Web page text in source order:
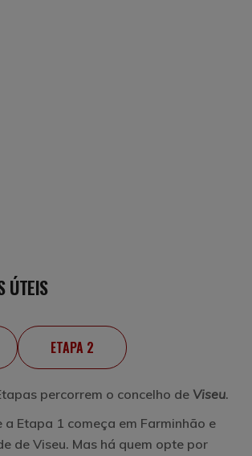
ÚTEIS
ETAPA 2
percorrem o concelho de Viseu.
Etapa 1 começa em Farminhão e
de Viseu. Mas há quem opte por